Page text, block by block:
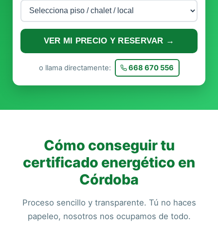
VER MI PRECIO Y RESERVAR →
o llama directamente: 668 670 556
Cómo conseguir tu
certificado energético en
Córdoba
Proceso sencillo y transparente. Tú no haces
papeleo, nosotros nos ocupamos de todo.